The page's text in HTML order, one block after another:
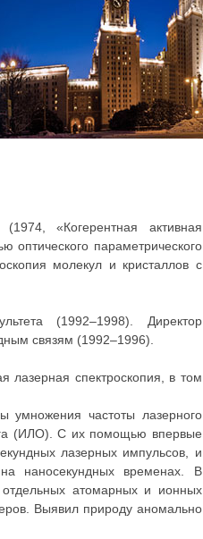
«Когерентная активная
оптического параметрического
молекул и кристаллов с
(1992–1998). Директор
связям (1992–1996).
лазерная спектроскопия, в том
умножения частоты лазерного
(ИЛО). С их помощью впервые
лазерных импульсов, и
на наносекундных временах. В
отдельных атомарных и ионных
Выявил природу аномально